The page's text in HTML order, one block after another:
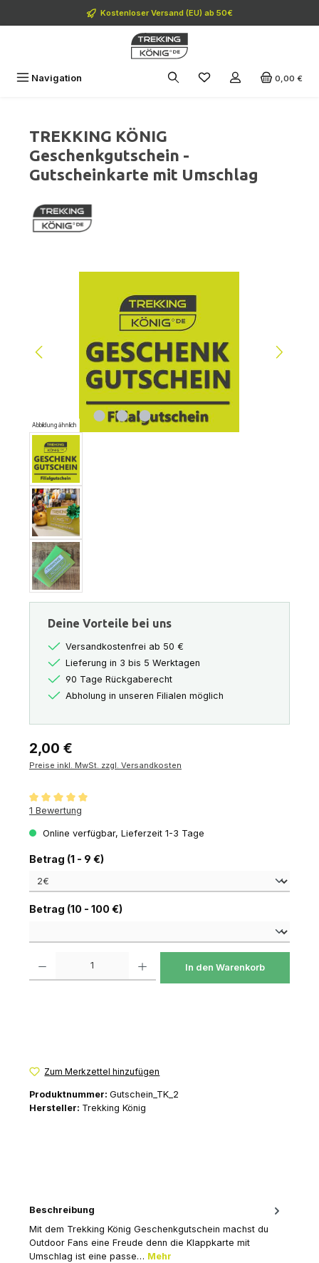
Zum Hauptinhalt springenKostenloser Versand (EU) ab 50€
Navigation 0,00 €
TREKKING KÖNIG
Geschenkgutschein -
Gutscheinkarte mit Umschlag
Abbildung ähnlich
Deine Vorteile bei uns
Versandkostenfrei ab 50 €
Lieferung in 3 bis 5 Werktagen
90 Tage Rückgaberecht
Abholung in unseren Filialen möglich
Regulärer Preis:
2,00 €
Preise inkl. MwSt. zzgl. Versandkosten
Durchschnittliche Bewertung von 5 von 5 Sternen
1 Bewertung
Online verfügbar, Lieferzeit 1-3 Tage
Betrag (1 - 9 €)auswählen
Betrag (10 - 100 €)auswählen
In den Warenkorb
Zum Merkzettel hinzufügen
Produktnummer: Gutschein_TK_2
Hersteller: Trekking König
Beschreibung
Mit dem Trekking König Geschenkgutschein machst du
Outdoor Fans eine Freude denn die Klappkarte mit
Umschlag ist eine passe… Mehr